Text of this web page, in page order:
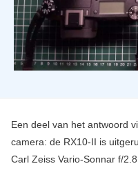
Een deel van het antwoord
camera: de RX10-II is
Carl Zeiss Vario-Sonnar f/